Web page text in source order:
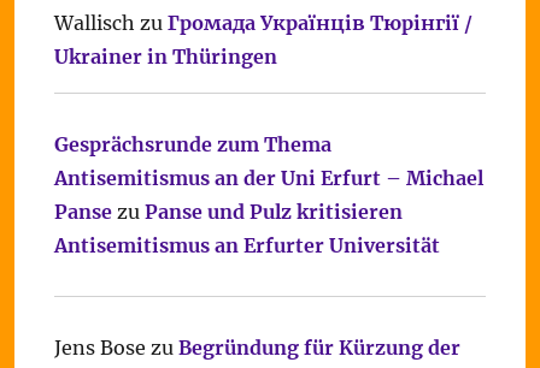
Wallisch zu Громада Українців Тюрінгії /
Ukrainer in Thüringen
Gesprächsrunde zum Thema
Antisemitismus an der Uni Erfurt – Michael
Pansezu Panse und Pulz kritisieren
Antisemitismus an Erfurter Universität
Jens Bose zu Begründung für Kürzung der